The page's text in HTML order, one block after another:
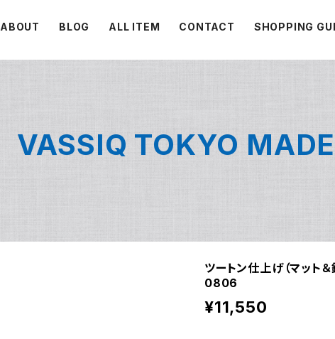
ABOUT BLOG ALL ITEM CONTACT SHOPPING
VASSIQ TOKYO MADE
ツートン仕上げ（マット
0806
¥11,550